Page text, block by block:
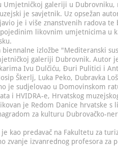
Umjetničkoj galeriji u Dubrovniku,
je savjetnik. Uz opsežan
je i više znanstvenih radova
likovnim umjetnicima u
izložbe "Mediteranski
galeriji Dubrovnik. Autor
Ivu Dulčiću, Đuri Pulitici i
Škerlj, Luka Peko, Dubravka
je sudjelovao u Domovinskom
i HVIDRA-e, Hrvatskog
je Redom Danice hrvatske s
za kulturu Dubrovačko-
kao predavač na Fakultetu za
zvanje izvanrednog profesora za